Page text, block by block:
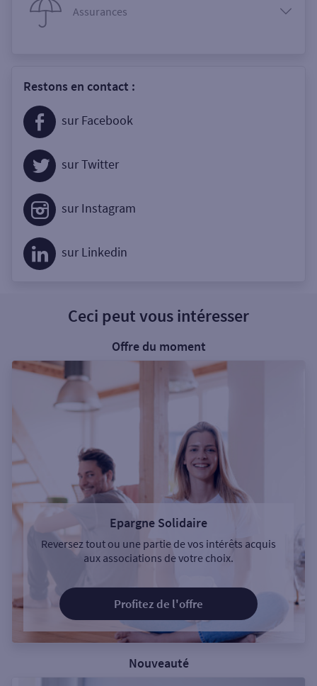
Assurances
Restons en contact :
sur Facebook
sur Twitter
sur Instagram
sur Linkedin
Ceci peut vous intéresser
Offre du moment
Epargne Solidaire
Reversez tout ou une partie de vos intérêts acquis
aux associations de votre choix.
Profitez de l'offre
Nouveauté